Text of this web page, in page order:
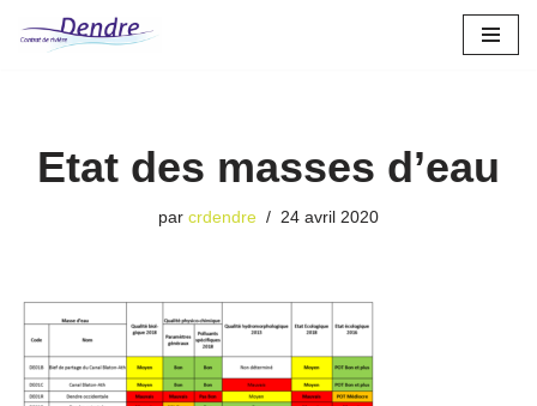
Etat des masses d’eau
par crdendre 24 avril 2020